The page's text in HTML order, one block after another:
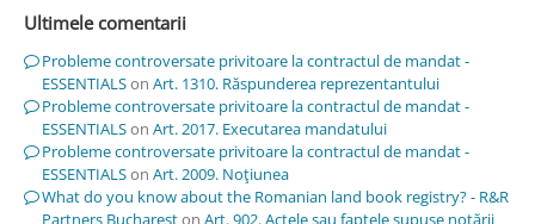
Ultimele comentarii
Probleme controversate privitoare la contractul de mandat -
ESSENTIALSon Art. 1310. Răspunderea reprezentantului
Probleme controversate privitoare la contractul de mandat -
ESSENTIALSon Art. 2017. Executarea mandatului
Probleme controversate privitoare la contractul de mandat -
ESSENTIALSon Art. 2009. Noţiunea
What do you know about the Romanian land book registry? - R&R
Partners Buchareston Art. 902. Actele sau faptele supuse notării